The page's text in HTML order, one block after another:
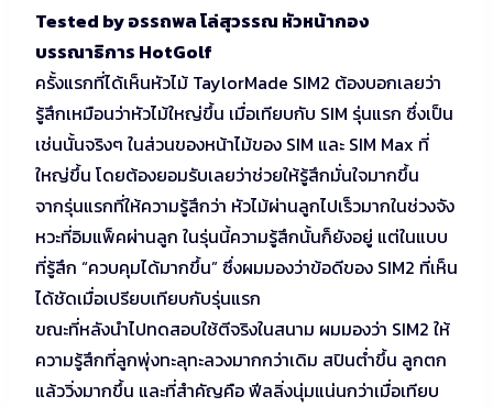
Tested by อรรถพล โล่สุวรรณ หัวหน้ากอง
บรรณาธิการ HotGolf
ครั้งแรกที่ได้เห็นหัวไม้ TaylorMade SIM2 ต้องบอกเลยว่า
รู้สึกเหมือนว่าหัวไม้ใหญ่ขึ้น เมื่อเทียบกับ SIM รุ่นแรก ซึ่งเป็น
เช่นนั้นจริงๆ ในส่วนของหน้าไม้ของ SIM และ SIM Max ที่
ใหญ่ขึ้น โดยต้องยอมรับเลยว่าช่วยให้รู้สึกมั่นใจมากขึ้น
จากรุ่นแรกที่ให้ความรู้สึกว่า หัวไม้ผ่านลูกไปเร็วมากในช่วงจัง
หวะที่อิมแพ็คผ่านลูก ในรุ่นนี้ความรู้สึกนั้นก็ยังอยู่ แต่ในแบบ
ที่รู้สึก “ควบคุมได้มากขึ้น” ซึ่งผมมองว่าข้อดีของ SIM2 ที่เห็น
ได้ชัดเมื่อเปรียบเทียบกับรุ่นแรก
ขณะที่หลังนำไปทดสอบใช้ตีจริงในสนาม ผมมองว่า SIM2 ให้
ความรู้สึกที่ลูกพุ่งทะลุทะลวงมากกว่าเดิม สปินต่ำขึ้น ลูกตก
แล้ววิ่งมากขึ้น และที่สำคัญคือ ฟีลลิ่งนุ่มแน่นกว่าเมื่อเทียบ